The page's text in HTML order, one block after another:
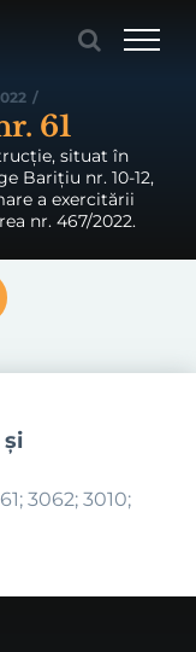
/
61
situat în
Barițiu nr. 10-12,
a exercitării
nr. 467/2022.
şi
3062; 3010;